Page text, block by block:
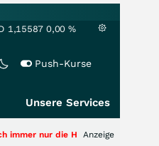
1,15587 0,00 %
Push-Kurse
Unsere Services
der Story? +++Anzeige